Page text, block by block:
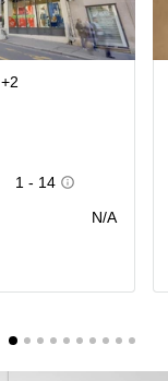
+2
1 - 14
N/A